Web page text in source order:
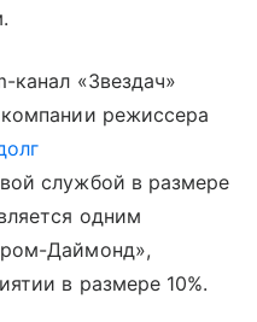
канал «Звездач»
режиссера
службой в размере
одним
Даймонд»,
в размере 10%.